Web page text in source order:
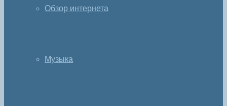
Обзор интернета
Музыка